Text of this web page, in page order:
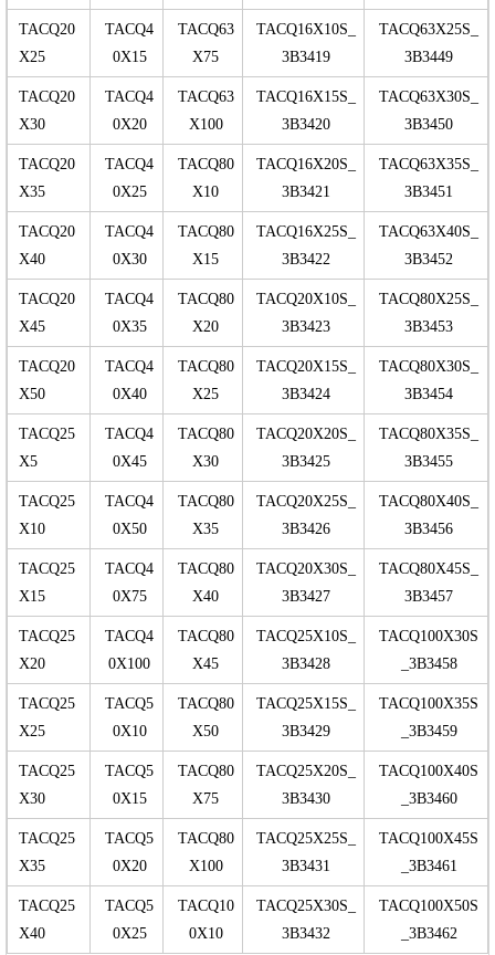
TACQ20
X25
TACQ4
0X15
TACQ63
X75
TACQ16X10S_
3B3419
TACQ63X25S_
3B3449
TACQ20
X30
TACQ4
0X20
TACQ63
X100
TACQ16X15S_
3B3420
TACQ63X30S_
3B3450
TACQ20
X35
TACQ4
0X25
TACQ80
X10
TACQ16X20S_
3B3421
TACQ63X35S_
3B3451
TACQ20
X40
TACQ4
0X30
TACQ80
X15
TACQ16X25S_
3B3422
TACQ63X40S_
3B3452
TACQ20
X45
TACQ4
0X35
TACQ80
X20
TACQ20X10S_
3B3423
TACQ80X25S_
3B3453
TACQ20
X50
TACQ4
0X40
TACQ80
X25
TACQ20X15S_
3B3424
TACQ80X30S_
3B3454
TACQ25
X5
TACQ4
0X45
TACQ80
X30
TACQ20X20S_
3B3425
TACQ80X35S_
3B3455
TACQ25
X10
TACQ4
0X50
TACQ80
X35
TACQ20X25S_
3B3426
TACQ80X40S_
3B3456
TACQ25
X15
TACQ4
0X75
TACQ80
X40
TACQ20X30S_
3B3427
TACQ80X45S_
3B3457
TACQ25
X20
TACQ4
0X100
TACQ80
X45
TACQ25X10S_
3B3428
TACQ100X30S
_3B3458
TACQ25
X25
TACQ5
0X10
TACQ80
X50
TACQ25X15S_
3B3429
TACQ100X35S
_3B3459
TACQ25
X30
TACQ5
0X15
TACQ80
X75
TACQ25X20S_
3B3430
TACQ100X40S
_3B3460
TACQ25
X35
TACQ5
0X20
TACQ80
X100
TACQ25X25S_
3B3431
TACQ100X45S
_3B3461
TACQ25
X40
TACQ5
0X25
TACQ10
0X10
TACQ25X30S_
3B3432
TACQ100X50S
_3B3462